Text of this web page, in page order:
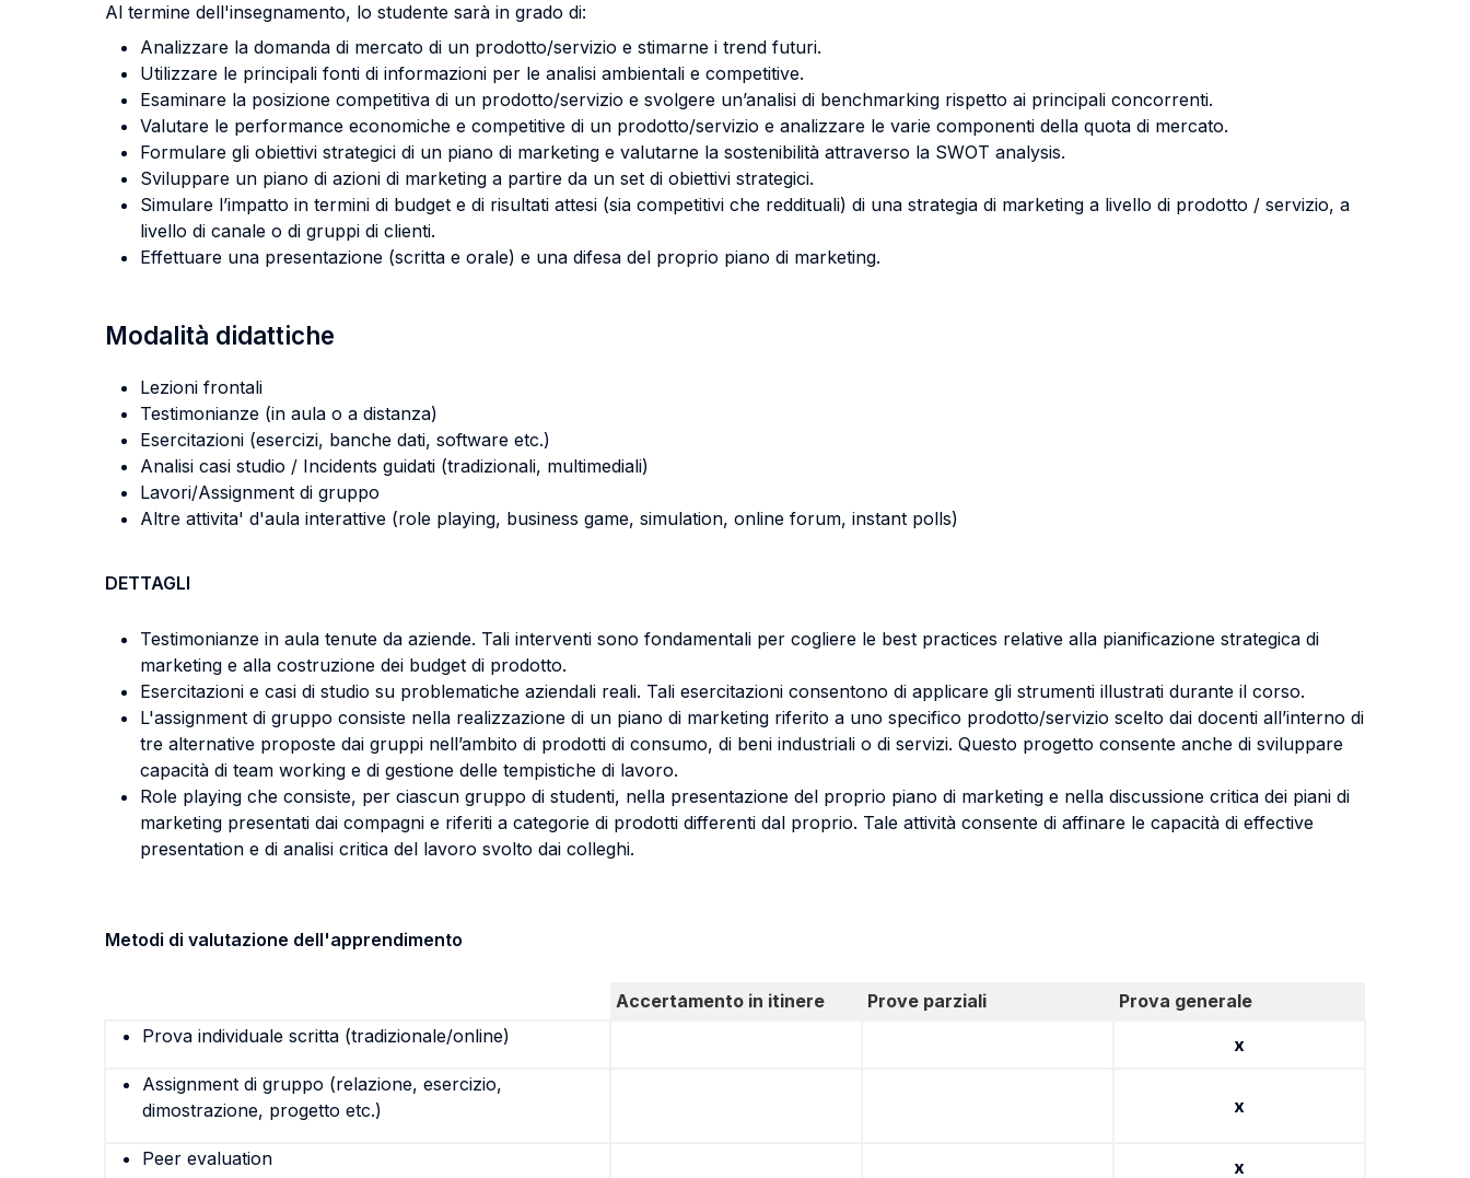
Al termine dell'insegnamento, lo studente sarà in grado di:
Analizzare la domanda di mercato di un prodotto/servizio e stimarne i trend futuri.
Utilizzare le principali fonti di informazioni per le analisi ambientali e competitive.
Esaminare la posizione competitiva di un prodotto/servizio e svolgere un’analisi di benchmarking rispetto ai principali concorrenti.
Valutare le performance economiche e competitive di un prodotto/servizio e analizzare le varie componenti della quota di mercato.
Formulare gli obiettivi strategici di un piano di marketing e valutarne la sostenibilità attraverso la SWOT analysis.
Sviluppare un piano di azioni di marketing a partire da un set di obiettivi strategici.
Simulare l’impatto in termini di budget e di risultati attesi (sia competitivi che reddituali) di una strategia di marketing a livello di prodotto / servizio, a
livello di canale o di gruppi di clienti.
Effettuare una presentazione (scritta e orale) e una difesa del proprio piano di marketing.
Modalità didattiche
Lezioni frontali
Testimonianze (in aula o a distanza)
Esercitazioni (esercizi, banche dati, software etc.)
Analisi casi studio / Incidents guidati (tradizionali, multimediali)
Lavori/Assignment di gruppo
Altre attivita' d'aula interattive (role playing, business game, simulation, online forum, instant polls)
DETTAGLI
Testimonianze in aula tenute da aziende. Tali interventi sono fondamentali per cogliere le best practices relative alla pianificazione strategica di
marketing e alla costruzione dei budget di prodotto.
Esercitazioni e casi di studio su problematiche aziendali reali. Tali esercitazioni consentono di applicare gli strumenti illustrati durante il corso.
L'assignment di gruppo consiste nella realizzazione di un piano di marketing riferito a uno specifico prodotto/servizio scelto dai docenti all’interno di
tre alternative proposte dai gruppi nell’ambito di prodotti di consumo, di beni industriali o di servizi. Questo progetto consente anche di sviluppare
capacità di team working e di gestione delle tempistiche di lavoro.
Role playing che consiste, per ciascun gruppo di studenti, nella presentazione del proprio piano di marketing e nella discussione critica dei piani di
marketing presentati dai compagni e riferiti a categorie di prodotti differenti dal proprio. Tale attività consente di affinare le capacità di effective
presentation e di analisi critica del lavoro svolto dai colleghi.
Metodi di valutazione dell'apprendimento
Accertamento in itinere Prove parziali
Prova generale
Prova individuale scritta (tradizionale/online)
x
Assignment di gruppo (relazione, esercizio,
dimostrazione, progetto etc.)
x
Peer evaluation x